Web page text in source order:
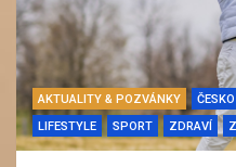
AKTUALITY & POZVÁNKY ČESKO
LIFESTYLE
SPORT ZDRAVÍ